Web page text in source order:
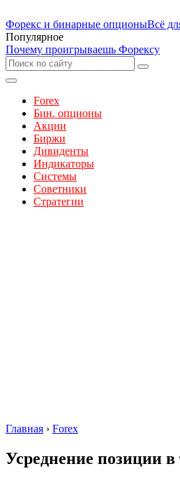
Форекс и бинарные опционыВсё
Популярное
Почему проигрываешь Форексу
Forex
Бин. опционы
Акции
Биржи
Дивиденты
Индикаторы
Системы
Советники
Стратегии
Главная › Forex
Усреднение позиции в